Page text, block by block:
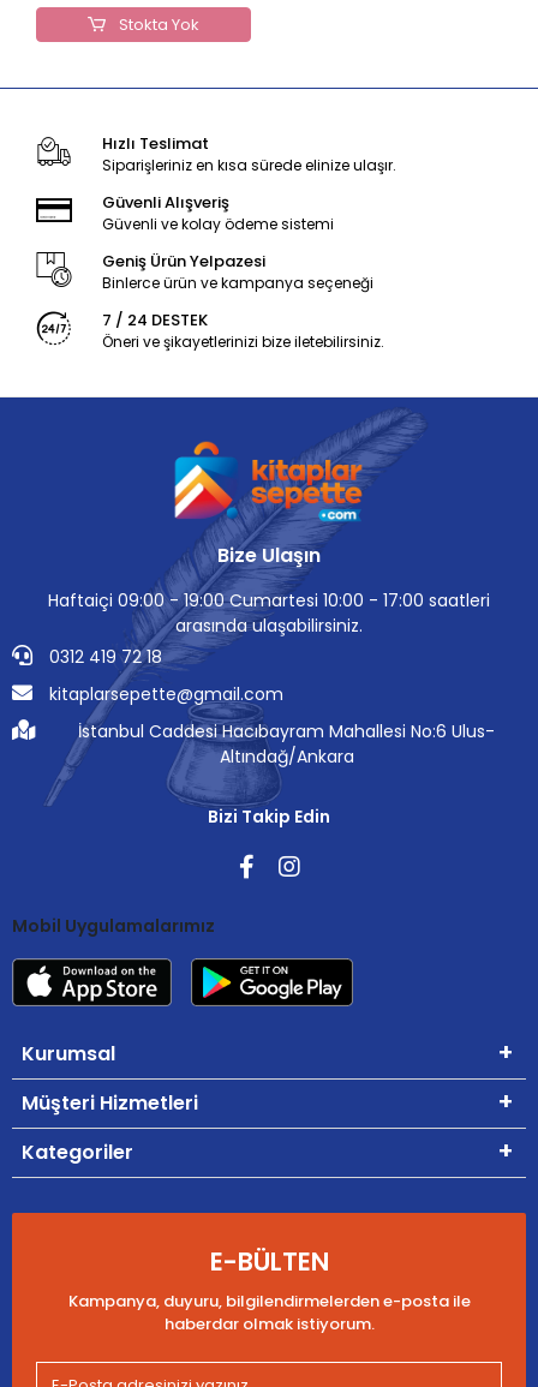
Stokta Yok
Hızlı Teslimat
Siparişleriniz en kısa sürede elinize ulaşır.
Güvenli Alışveriş
Güvenli ve kolay ödeme sistemi
Geniş Ürün Yelpazesi
Binlerce ürün ve kampanya seçeneği
7 / 24 DESTEK
Öneri ve şikayetlerinizi bize iletebilirsiniz.
Bize Ulaşın
Haftaiçi 09:00 - 19:00 Cumartesi 10:00 - 17:00 saatleri
arasında ulaşabilirsiniz.
0312 419 72 18
kitaplarsepette@gmail.com
İstanbul Caddesi Hacıbayram Mahallesi No:6 Ulus-
Altındağ/Ankara
Bizi Takip Edin
Mobil Uygulamalarımız
Kurumsal
Müşteri Hizmetleri
Kategoriler
E-BÜLTEN
Kampanya, duyuru, bilgilendirmelerden e-posta ile
haberdar olmak istiyorum.